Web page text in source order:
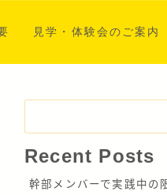
募集
見学・体験会のご案内
Recent Posts
幹部メンバーで実践中の